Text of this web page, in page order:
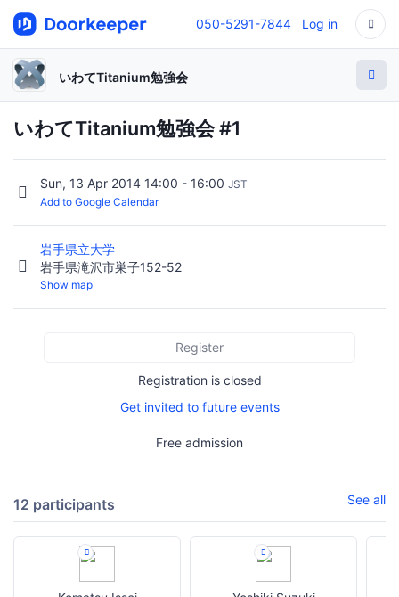
050-5291-7844 Log in
いわてTitanium勉強会
いわてTitanium勉強会 #1
Sun, 13 Apr 2014 14:00 - 16:00 JST
Add to Google Calendar
岩手県立大学
岩手県滝沢市巣子152-52
Show map
Register
Registration is closed
Get invited to future events
Free admission
12 participants See all